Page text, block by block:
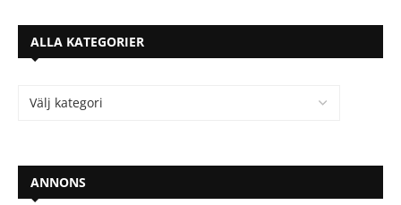
ALLA KATEGORIER
ANNONS